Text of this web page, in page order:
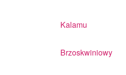
Kalamu
Brzoskwiniowy